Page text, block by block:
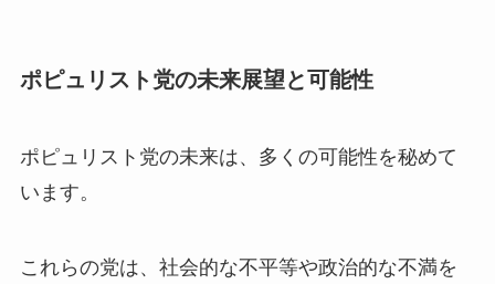
ポピュリスト党の未来展望と可能性
ポピュリスト党の未来は、多くの可能性を秘めて
います。
これらの党は、社会的な不平等や政治的な不満を